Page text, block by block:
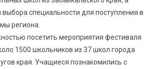
специальности для поступления в
региона.
посетить мероприятия фестиваля
1500 школьников из 37 школ города
края. Учащиеся познакомились с